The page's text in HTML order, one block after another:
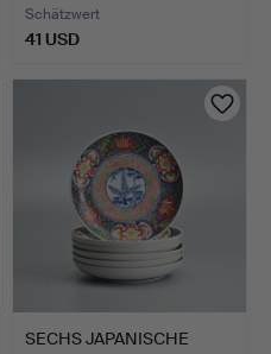
Schätzwert
41 USD
SECHS JAPANISCHE